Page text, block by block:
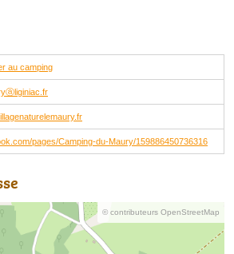
au camping
pages/Camping-du-Maury/159886450736316
© contributeurs OpenStreetMap